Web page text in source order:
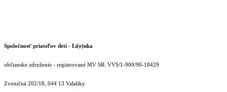
Spoločnosť priateľov detí - Li(e)nka
občianske združenie - registrované MV SR: VVS/1-900/90-18429
Zvoničná 202/18, 044 13 Valaliky